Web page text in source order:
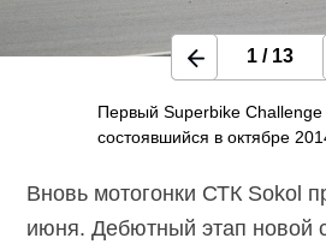
Первый Superbike
состоявшийся в октябре
1/ 13
Вновь мотогонки СТК Sokol
июня. Дебютный этап новой